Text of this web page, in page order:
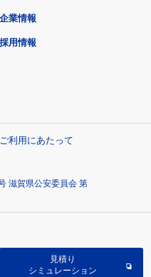
企業情報
採用情報
ご利用にあたって
滋賀県公安委員会 第
見積り
シミュレーション